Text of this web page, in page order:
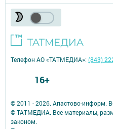
© 2011 - 2026. Апастово-информ.
© ТАТМЕДИА. Все материалы,
законом.
Телефон АО «ТАТМЕДИА»:(843)
16+